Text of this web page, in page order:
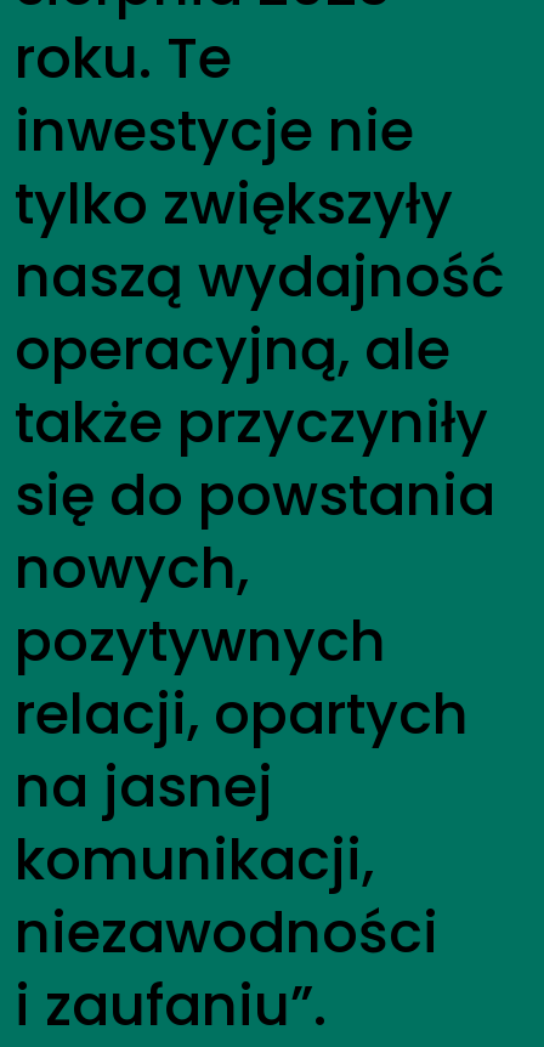
roku. Te
inwestycje nie
tylko zwiększyły
naszą wydajność
operacyjną, ale
także przyczyniły
się do powstania
nowych,
pozytywnych
relacji, opartych
na jasnej
komunikacji,
niezawodności
i zaufaniu”.